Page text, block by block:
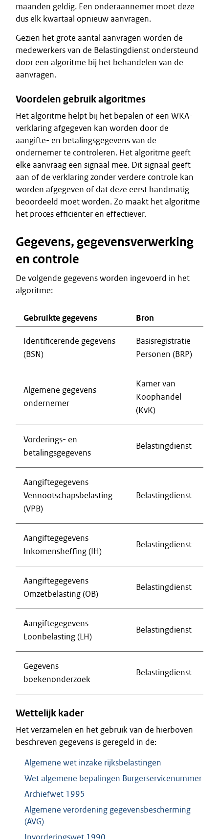
maanden geldig. Een onderaannemer moet deze
dus elk kwartaal opnieuw aanvragen.
Gezien het grote aantal aanvragen worden de
medewerkers van de Belastingdienst ondersteund
door een algoritme bij het behandelen van de
aanvragen.
Voordelen gebruik algoritmes
Het algoritme helpt bij het bepalen of een WKA-
verklaring afgegeven kan worden door de
aangifte- en betalingsgegevens van de
ondernemer te controleren. Het algoritme geeft
elke aanvraag een signaal mee. Dit signaal geeft
aan of de verklaring zonder verdere controle kan
worden afgegeven of dat deze eerst handmatig
beoordeeld moet worden. Zo maakt het algoritme
het proces efficiënter en effectiever.
Gegevens, gegevensverwerking
en controle
De volgende gegevens worden ingevoerd in het
algoritme:
Gebruikte gegevens Bron
Identificerende gegevens
(BSN)
Basisregistratie
Personen (BRP)
Algemene gegevens
ondernemer
Kamer van
Koophandel
(KvK)
Vorderings- en
betalingsgegevens
Belastingdienst
Aangiftegegevens
Vennootschapsbelasting
(VPB)
Belastingdienst
Aangiftegegevens
Inkomensheffing (IH)
Belastingdienst
Aangiftegegevens
Omzetbelasting (OB)
Belastingdienst
Aangiftegegevens
Loonbelasting (LH)
Belastingdienst
Gegevens
boekenonderzoek
Belastingdienst
Wettelijk kader
Het verzamelen en het gebruik van de hierboven
beschreven gegevens is geregeld in de:
Algemene wet inzake rijksbelastingen
Wet algemene bepalingen Burgerservicenummer
Archiefwet 1995
Algemene verordening gegevensbescherming
(AVG)